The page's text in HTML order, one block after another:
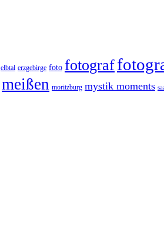
elbtal erzgebirge foto fotograf
meißen moritzburg mystik moments